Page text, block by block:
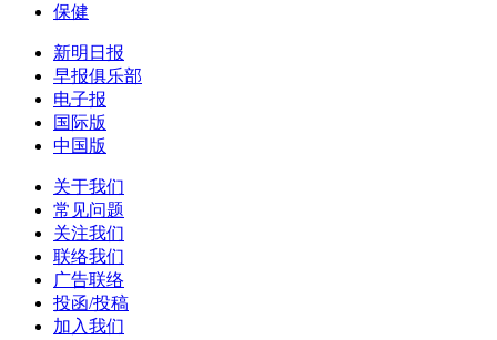
保健
新明日报
早报俱乐部
电子报
国际版
中国版
关于我们
常见问题
关注我们
联络我们
广告联络
投函/投稿
加入我们